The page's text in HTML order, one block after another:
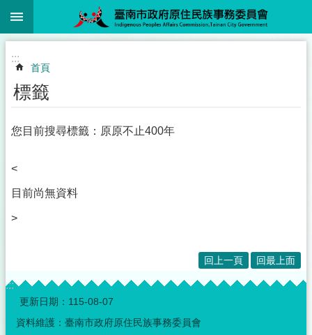
跳到主要內容區塊
:::
首頁
標籤
您目前搜尋標籤：原原不止400年
<
目前尚無資料
>
回上一頁 回最上面
:::
更新日期： 115-08-07
資料維護：臺南市政府原住民族事務委員會